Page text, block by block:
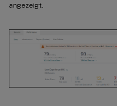
angezeigt.